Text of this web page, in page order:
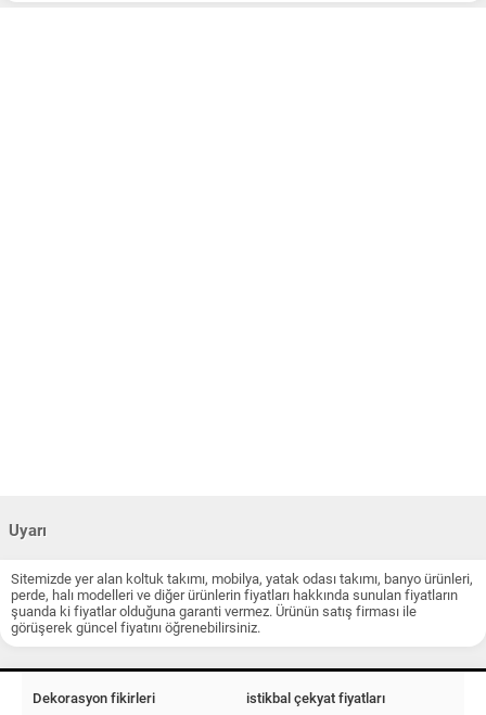
Uyarı
Sitemizde yer alan koltuk takımı, mobilya, yatak odası takımı, banyo ürünleri,
perde, halı modelleri ve diğer ürünlerin fiyatları hakkında sunulan fiyatların
şuanda ki fiyatlar olduğuna garanti vermez. Ürünün satış firması ile
görüşerek güncel fiyatını öğrenebilirsiniz.
Dekorasyon fikirleri istikbal çekyat fiyatları